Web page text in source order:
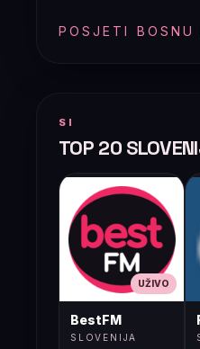
POSJETI BOSNU
SI
TOP 20
UŽIVO
BestFM
SLOVENIJA